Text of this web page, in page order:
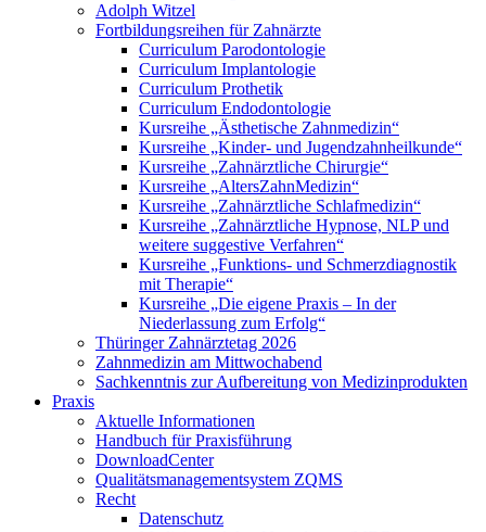
Adolph Witzel
Fortbildungsreihen für Zahnärzte
Curriculum Parodontologie
Curriculum Implantologie
Curriculum Prothetik
Curriculum Endodontologie
Kursreihe „Ästhetische Zahnmedizin“
Kursreihe „Kinder- und Jugendzahnheilkunde“
Kursreihe „Zahnärztliche Chirurgie“
Kursreihe „AltersZahnMedizin“
Kursreihe „Zahnärztliche Schlafmedizin“
Kursreihe „Zahnärztliche Hypnose, NLP und
weitere suggestive Verfahren“
Kursreihe „Funktions- und Schmerzdiagnostik
mit Therapie“
Kursreihe „Die eigene Praxis – In der
Niederlassung zum Erfolg“
Thüringer Zahnärztetag 2026
Zahnmedizin am Mittwochabend
Sachkenntnis zur Aufbereitung von Medizinprodukten
Praxis
Aktuelle Informationen
Handbuch für Praxisführung
DownloadCenter
Qualitätsmanagementsystem ZQMS
Recht
Datenschutz